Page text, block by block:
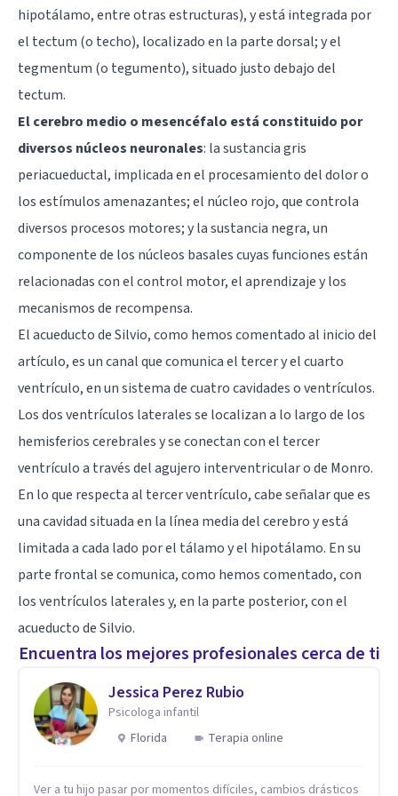
hipotálamo, entre otras estructuras), y está integrada por
el tectum (o techo), localizado en la parte dorsal; y el
tegmentum (o tegumento), situado justo debajo del
tectum.
El cerebro medio o mesencéfalo está constituido por
diversos núcleos neuronales: la sustancia gris
periacueductal, implicada en el procesamiento del dolor o
los estímulos amenazantes; el núcleo rojo, que controla
diversos procesos motores; y la sustancia negra, un
componente de los núcleos basales cuyas funciones están
relacionadas con el control motor, el aprendizaje y los
mecanismos de recompensa.
El acueducto de Silvio, como hemos comentado al inicio del
artículo, es un canal que comunica el tercer y el cuarto
ventrículo, en un sistema de cuatro cavidades o ventrículos.
Los dos ventrículos laterales se localizan a lo largo de los
hemisferios cerebrales y se conectan con el tercer
ventrículo a través del agujero interventricular o de Monro.
En lo que respecta al tercer ventrículo, cabe señalar que es
una cavidad situada en la línea media del cerebro y está
limitada a cada lado por el tálamo y el hipotálamo. En su
parte frontal se comunica, como hemos comentado, con
los ventrículos laterales y, en la parte posterior, con el
acueducto de Silvio.
Encuentra los mejores profesionales cerca de ti
Jessica Perez Rubio
Psicologa infantil
Florida
Terapia online
Ver a tu hijo pasar por momentos difíciles, cambios drásticos